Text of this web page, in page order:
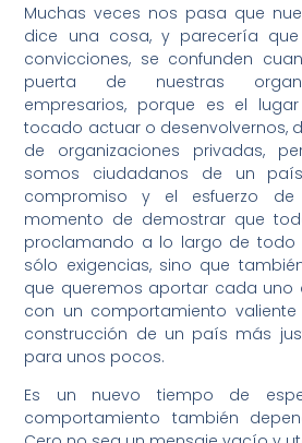
Muchas veces nos pasa que
dice una cosa, y parecería
convicciones, se confunden
puerta de nuestras
empresarios, porque es el
tocado actuar o desenvolvernos,
de organizaciones privadas,
somos ciudadanos de un
compromiso y el esfuerzo
momento de demostrar que
proclamando a lo largo de todo
sólo exigencias, sino que
que queremos aportar cada uno
con un comportamiento
construcción de un país más
para unos pocos.
Es un nuevo tiempo de
comportamiento también